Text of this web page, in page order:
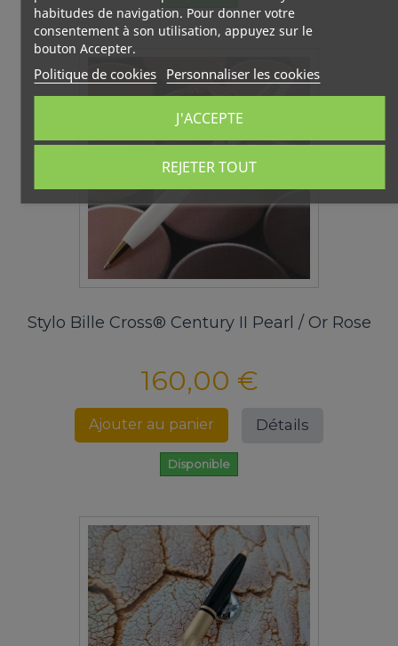
Stylo Bille Cross® Century II Pearl / Or Rose
160,00 €
Ajouter au panier Détails
Disponible
habitudes de navigation. Pour donner votre
consentement à son utilisation, appuyez sur le
bouton Accepter.
Politique de cookies Personnaliser les cookies
REJETER TOUT
J'ACCEPTE